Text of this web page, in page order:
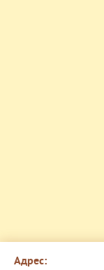
Адрес: